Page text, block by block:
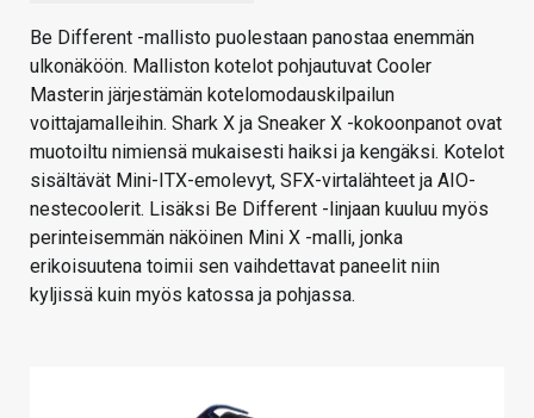
Be Different -mallisto puolestaan panostaa enemmän
ulkonäköön. Malliston kotelot pohjautuvat Cooler
Masterin järjestämän kotelomodauskilpailun
voittajamalleihin. Shark X ja Sneaker X -kokoonpanot ovat
muotoiltu nimiensä mukaisesti haiksi ja kengäksi. Kotelot
sisältävät Mini-ITX-emolevyt, SFX-virtalähteet ja AIO-
nestecoolerit. Lisäksi Be Different -linjaan kuuluu myös
perinteisemmän näköinen Mini X -malli, jonka
erikoisuutena toimii sen vaihdettavat paneelit niin
kyljissä kuin myös katossa ja pohjassa.